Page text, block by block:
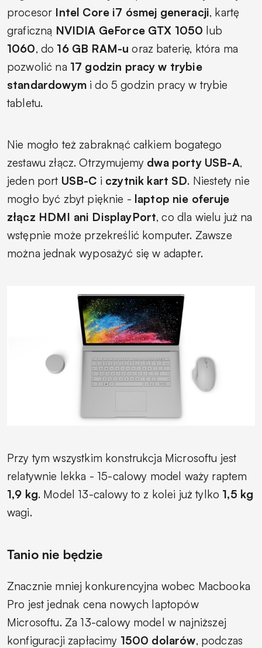
procesor Intel Core i7 ósmej generacji, kartę
graficzną NVIDIA GeForce GTX 1050 lub
1060, do 16 GB RAM-u oraz baterię, która ma
pozwolić na 17 godzin pracy w trybie
standardowymi do 5 godzin pracy w trybie
tabletu.
Nie mogło też zabraknąć całkiem bogatego
zestawu złącz. Otrzymujemy dwa porty USB-A,
jeden port USB-C i czytnik kart SD. Niestety nie
mogło być zbyt pięknie - laptop nie oferuje
złącz HDMI ani DisplayPort, co dla wielu już na
wstępnie może przekreślić komputer. Zawsze
można jednak wyposażyć się w adapter.
Przy tym wszystkim konstrukcja Microsoftu jest
relatywnie lekka - 15-calowy model waży raptem
1,9 kg. Model 13-calowy to z kolei już tylko 1,5 kg
wagi.
Tanio nie będzie
Znacznie mniej konkurencyjna wobec Macbooka
Pro jest jednak cena nowych laptopów
Microsoftu. Za 13-calowy model w najniższej
konfiguracji zapłacimy 1500 dolarów, podczas